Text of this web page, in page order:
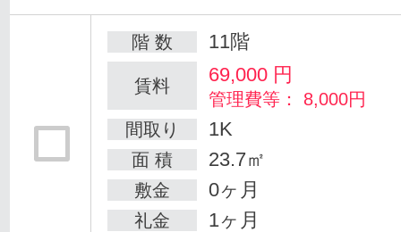
階 数 11階
賃料 69,000 円
管理費等： 8,000円
間取り
1K
面 積 23.7㎡
敷金 0ヶ月
礼金 1ヶ月